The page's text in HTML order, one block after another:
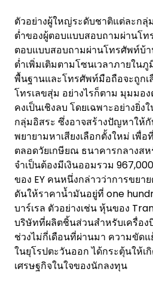
ตัวอย่างผู้ใหญ่ระดับชาติแต่ละก
ต่ำของผู้ตอบแบบสอบถามผ่านโ
ตอบแบบสอบถามผ่านโทรศัพท์บ้
ต่ำเพิ่มเติมตามโซนเวลาภายใน
พื้นฐานและโทรศัพท์มือถือจะถูกเ
โทรเลขสุ่ม อย่างไรก็ตาม มุมมอ
คงเป็นเชิงลบ โดยเฉพาะอย่างยิ่
กลุ่มอิสระ ซึ่งอาจสร้างปัญหาให้
พยายามหาเสียงเลือกตั้งใหม่ เพื่
ตลอดวัยเกษียณ ธนาคารกลางส
จำเป็นต้องมีเงินออมรวม
ของ EY คนหนึ่งกล่าวว่าการขยา
ดันให้ราคาน้ำมันอยู่ที่ one
บาร์เรล ตัวอย่างเช่น หุ้นของ
บริษัทที่ผลิตชิ้นส่วนสำหรับเครื่อง
ช่วงไม่กี่เดือนที่ผ่านมา ความขัด
ในยุโรปตะวันออก ได้กระตุ้นให้
เศรษฐกิจในใจของนักลงทุน